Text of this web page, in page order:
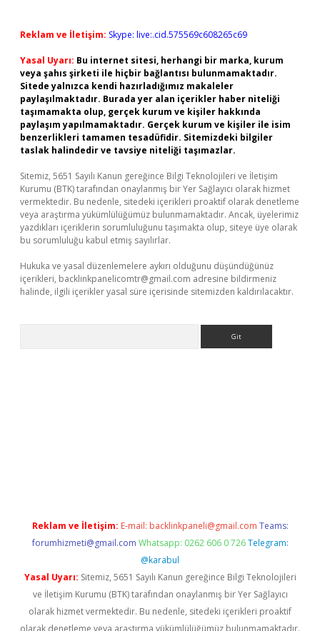
Reklam ve İletişim: Skype: live:.cid.575569c608265c69
Yasal Uyarı: Bu internet sitesi, herhangi bir marka, kurum
veya şahıs şirketi ile hiçbir bağlantısı bulunmamaktadır.
Sitede yalnızca kendi hazırladığımız makaleler
paylaşılmaktadır. Burada yer alan içerikler haber niteliği
taşımamakta olup, gerçek kurum ve kişiler hakkında
paylaşım yapılmamaktadır. Gerçek kurum ve kişiler ile isim
benzerlikleri tamamen tesadüfidir. Sitemizdeki bilgiler
taslak halindedir ve tavsiye niteliği taşımazlar.
Sitemiz, 5651 Sayılı Kanun gereğince Bilgi Teknolojileri ve İletişim
Kurumu (BTK) tarafından onaylanmış bir Yer Sağlayıcı olarak hizmet
vermektedir. Bu nedenle, sitedeki içerikleri proaktif olarak denetleme
veya araştırma yükümlülüğümüz bulunmamaktadır. Ancak, üyelerimiz
yazdıkları içeriklerin sorumluluğunu taşımakta olup, siteye üye olarak
bu sorumluluğu kabul etmiş sayılırlar.
Hukuka ve yasal düzenlemelere aykırı olduğunu düşündüğünüz
içerikleri, backlinkpanelicomtr@gmail.com adresine bildirmeniz
halinde, ilgili içerikler yasal süre içerisinde sitemizden kaldırılacaktır.
Reklam ve İletişim: E-mail: backlinkpaneli@gmail.com Teams:
forumhizmeti@gmail.com Whatsapp: 0262 606 0 726 Telegram:
@karabul
Yasal Uyarı: Sitemiz, 5651 Sayılı Kanun gereğince Bilgi Teknolojileri
ve İletişim Kurumu (BTK) tarafından onaylanmış bir Yer Sağlayıcı
olarak hizmet vermektedir. Bu nedenle, sitedeki içerikleri proaktif
olarak denetleme veya araştırma yükümlülüğümüz bulunmamaktadır.